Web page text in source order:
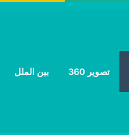
بین الملل تصویر 360